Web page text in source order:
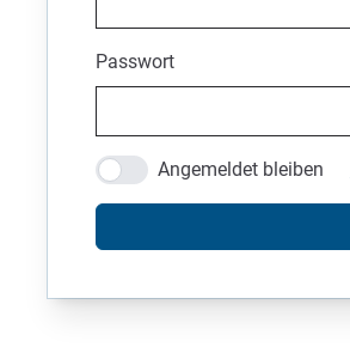
Passwort
Angemeldet bleiben